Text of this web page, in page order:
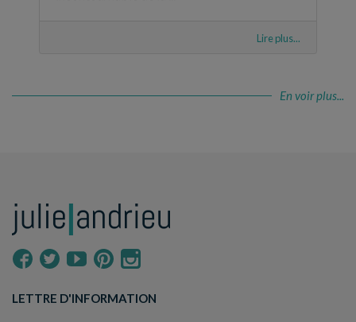
Lire plus...
En voir plus...
LETTRE D'INFORMATION